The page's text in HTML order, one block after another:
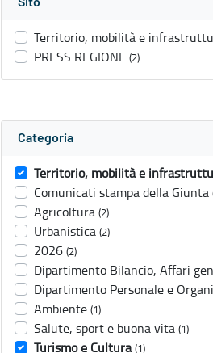
Sito
Territorio, mobilità e
PRESS REGIONE (2)
Categoria
Territorio, mobilità e
Comunicati stampa della Giunta
Agricoltura (2)
Urbanistica (2)
2026 (2)
Dipartimento Bilancio, Affari
Dipartimento Personale e
Ambiente (1)
Salute, sport e buona vita (1)
Turismo e Cultura (1)